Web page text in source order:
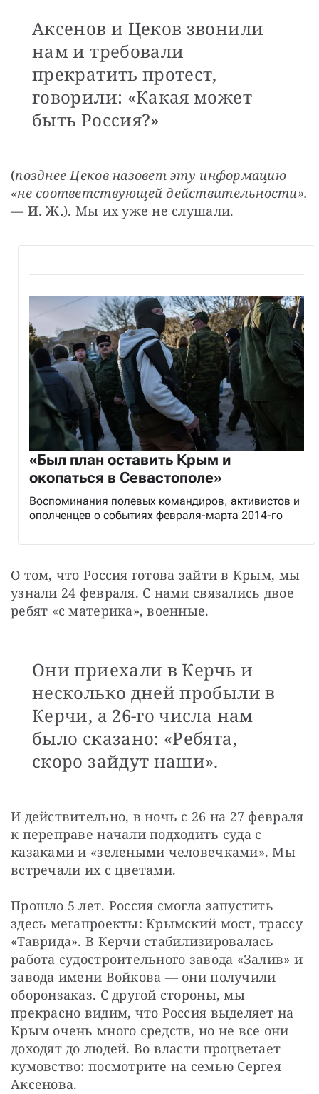
Аксенов и Цеков звонили
нам и требовали
прекратить протест,
говорили: «Какая может
быть Россия?»
(позднее Цеков назовет эту информацию
«не соответствующей действительности».
— И. Ж.). Мы их уже не слушали.
«Был план оставить Крым и
окопаться в Севастополе»
Воспоминания полевых командиров, активистов и
ополченцев о событиях февраля-марта 2014-го
О том, что Россия готова зайти в Крым, мы
узнали 24 февраля. С нами связались двое
ребят «с материка», военные.
Они приехали в Керчь и
несколько дней пробыли в
Керчи, а 26-го числа нам
было сказано: «Ребята,
скоро зайдут наши».
И действительно, в ночь с 26 на 27 февраля
к переправе начали подходить суда с
казаками и «зелеными человечками». Мы
встречали их с цветами.
Прошло 5 лет. Россия смогла запустить
здесь мегапроекты: Крымский мост, трассу
«Таврида». В Керчи стабилизировалась
работа судостроительного завода «Залив» и
завода имени Войкова — они получили
оборонзаказ. С другой стороны, мы
прекрасно видим, что Россия выделяет на
Крым очень много средств, но не все они
доходят до людей. Во власти процветает
кумовство: посмотрите на семью Сергея
Аксенова.